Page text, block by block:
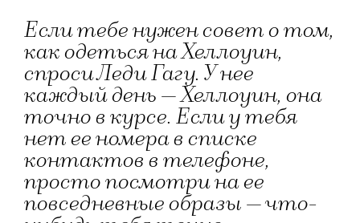
Если тебе нужен совет о том,
как одеться на Хеллоуин,
спроси Леди Гагу. У нее
каждый день — Хеллоуин, она
точно в курсе. Если у тебя
нет ее номера в списке
контактов в телефоне,
просто посмотри на ее
повседневные образы — что-